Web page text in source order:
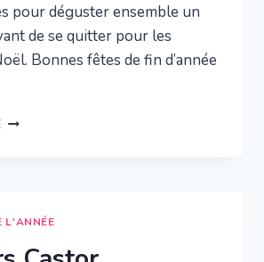
pour déguster ensemble un
de se quitter pour les
Bonnes fêtes de fin d’année
VACANCES
L'ANNÉE